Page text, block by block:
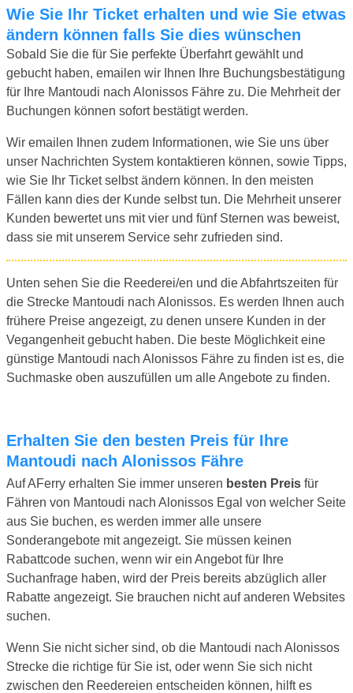
Wie Sie Ihr Ticket erhalten und wie Sie etwas
ändern können falls Sie dies wünschen
Sobald Sie die für Sie perfekte Überfahrt gewählt und
gebucht haben, emailen wir Ihnen Ihre Buchungsbestätigung
für Ihre Mantoudi nach Alonissos Fähre zu. Die Mehrheit der
Buchungen können sofort bestätigt werden.
Wir emailen Ihnen zudem Informationen, wie Sie uns über
unser Nachrichten System kontaktieren können, sowie Tipps,
wie Sie Ihr Ticket selbst ändern können. In den meisten
Fällen kann dies der Kunde selbst tun. Die Mehrheit unserer
Kunden bewertet uns mit vier und fünf Sternen was beweist,
dass sie mit unserem Service sehr zufrieden sind.
Unten sehen Sie die Reederei/en und die Abfahrtszeiten für
die Strecke Mantoudi nach Alonissos. Es werden Ihnen auch
frühere Preise angezeigt, zu denen unsere Kunden in der
Vegangenheit gebucht haben. Die beste Möglichkeit eine
günstige Mantoudi nach Alonissos Fähre zu finden ist es, die
Suchmaske oben auszufüllen um alle Angebote zu finden.
Erhalten Sie den besten Preis für Ihre
Mantoudi nach Alonissos Fähre
Auf AFerry erhalten Sie immer unseren besten Preis für
Fähren von Mantoudi nach Alonissos Egal von welcher Seite
aus Sie buchen, es werden immer alle unsere
Sonderangebote mit angezeigt. Sie müssen keinen
Rabattcode suchen, wenn wir ein Angebot für Ihre
Suchanfrage haben, wird der Preis bereits abzüglich aller
Rabatte angezeigt. Sie brauchen nicht auf anderen Websites
suchen.
Wenn Sie nicht sicher sind, ob die Mantoudi nach Alonissos
Strecke die richtige für Sie ist, oder wenn Sie sich nicht
zwischen den Reedereien entscheiden können, hilft es